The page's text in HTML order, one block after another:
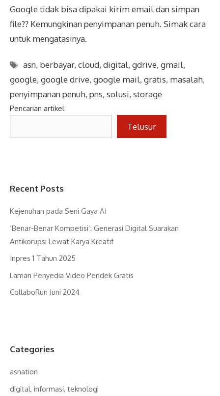
Google tidak bisa dipakai kirim email dan simpan
file?? Kemungkinan penyimpanan penuh. Simak cara
untuk mengatasinya.
Tags
asn, berbayar,cloud,digital,gdrive,gmail,
google, google drive, google mail, gratis, masalah,
penyimpanan penuh, pns, solusi, storage
Pencarian artikel
Telusur
Recent Posts
Kejenuhan pada Seni Gaya AI
‘Benar-Benar Kompetisi’: Generasi Digital Suarakan
Antikorupsi Lewat Karya Kreatif
Inpres 1 Tahun 2025
Laman Penyedia Video Pendek Gratis
CollaboRun Juni 2024
Categories
asnation
digital, informasi, teknologi